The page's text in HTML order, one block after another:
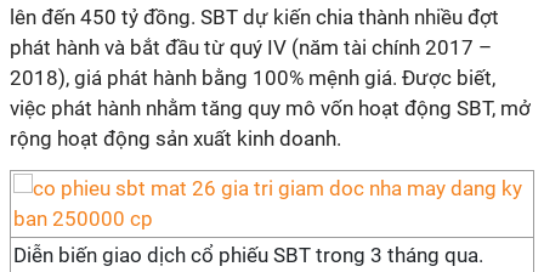
lên đến 450 tỷ đồng. SBT dự kiến chia thành nhiều đợt
phát hành và bắt đầu từ quý IV (năm tài chính 2017 –
2018), giá phát hành bằng 100% mệnh giá. Được biết,
việc phát hành nhằm tăng quy mô vốn hoạt động SBT, mở
rộng hoạt động sản xuất kinh doanh.
Diễn biến giao dịch cổ phiếu SBT trong 3 tháng qua.